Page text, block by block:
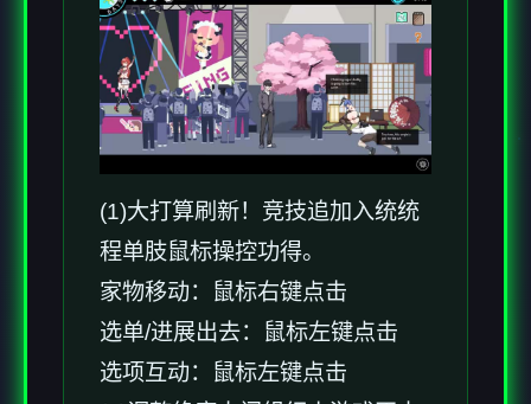
(1)大打算刷新！竞技追加入统统
程单肢鼠标操控功得。
家物移动：鼠标右键点击
选单/进展出去：鼠标左键点击
选项互动：鼠标左键点击